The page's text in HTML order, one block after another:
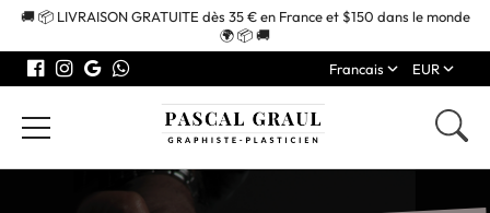
🚚 📦 LIVRAISON GRATUITE dès 35 € en France et $150 dans le monde
🌍 📦 🚚
Francais
EUR